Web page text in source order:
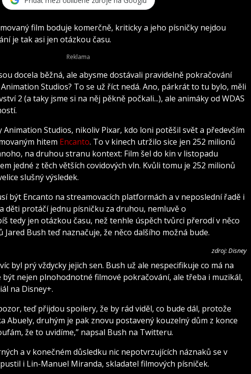
film boduje komerčně, kriticky a jeho písničky nejdou
je tak asi jen otázkou času.
docela běžná, ale abysme dostávali pravidelně pokračování
Studios? To se už říct nedá. Ano, párkrát to tu bylo, měli
2 (a taky jsme si na něj pěkně počkali...), ale animáky od WDAS
Animation Studios, nikoliv Pixar, kdo loni potěšil svět a především
hitem Encanto. To v kinech utržilo sice jen 252 milionů
na druhou stranu kontext: Film šel do kin v listopadu
jedné z těch větších covidových vln. Kvůli tomu je 252 milionů
slušný výsledek.
být Encanto na streamovacích platformách a v neposlední řadě i
děti protáčí jednu písničku za druhou, nemluvě o
tedy jen otázkou času, než tenhle úspěch tvůrci přerodí v něco
Jared Bush teď naznačuje, že něco dalšího možná bude.
zdroj: Disney
byl prý vždycky jejich sen. Bush už ale nespecifikuje co má na
být nejen plnohodnotné filmové pokračování, ale třeba i muzikál,
na Disney+.
teď přijdou spoilery, že by rád viděl, co bude dál, protože
Abuely, druhým je pak znovu postavený kouzelný dům z konce
že to uvidíme,” napsal Bush na Twitteru.
a v konečném důsledku nic nepotvrzujících náznaků se v
i Lin-Manuel Miranda, skladatel filmových písniček.